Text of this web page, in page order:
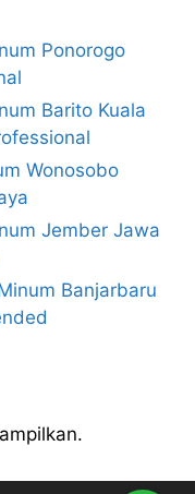
Ponorogo
Barito Kuala
Wonosobo
Jember Jawa
Banjarbaru